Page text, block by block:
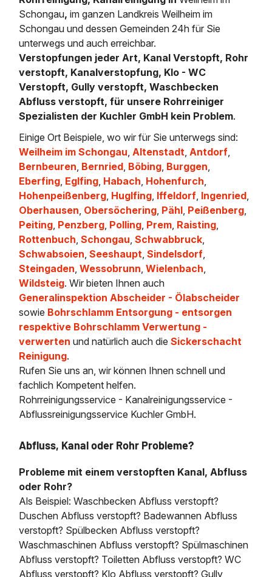
Schongau,im ganzen Landkreis Weilheim im
Schongau und dessen Gemeinden 24h für Sie
unterwegs und auch erreichbar.
Verstopfungen jeder Art, Kanal Verstopft, Rohr
verstopft, Kanalverstopfung, Klo - WC
Verstopft, Gully verstopft, Waschbecken
Abfluss verstopft, für unsere Rohrreiniger
Spezialisten der Kuchler GmbH kein Problem.
Einige Ort Beispiele, wo wir für Sie unterwegs sind:
Weilheim im Schongau,Altenstadt,Antdorf,
Bernbeuren, Bernried, Böbing, Burggen,
Eberfing, Eglfing, Habach, Hohenfurch,
Hohenpeißenberg, Huglfing, Iffeldorf, Ingenried,
Oberhausen, Obersöchering, Pähl, Peißenberg,
Peiting, Penzberg, Polling, Prem, Raisting,
Rottenbuch,Schongau,Schwabbruck,
Schwabsoien,Seeshaupt,Sindelsdorf,
Steingaden,Wessobrunn,Wielenbach,
Wildsteig. Wir bieten Ihnen auch
Generalinspektion Abscheider - Ölabscheider
sowie Bohrschlamm Entsorgung - entsorgen
respektive Bohrschlamm Verwertung -
verwerten und natürlich auch dieSickerschacht
Reinigung.
Rufen Sie uns an, wir können Ihnen schnell und
fachlich Kompetent helfen.
Rohrreinigungsservice - Kanalreinigungsservice -
Abflussreinigungsservice Kuchler GmbH.
Abfluss, Kanal oder Rohr Probleme?
Probleme mit einem verstopften Kanal, Abfluss
oder Rohr?
Als Beispiel: Waschbecken Abfluss verstopft?
Duschen Abfluss verstopft? Badewannen Abfluss
verstopft? Spülbecken Abfluss verstopft?
Waschmaschinen Abfluss verstopft? Spülmaschinen
Abfluss verstopft? Toiletten Abfluss verstopft? WC
Abfluss verstopft? Klo Abfluss verstopft? Gully